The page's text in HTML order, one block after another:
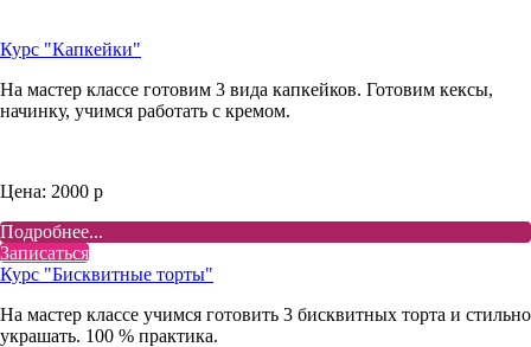
Курс "Капкейки"
На мастер классе готовим 3 вида капкейков. Готовим кексы,
начинку, учимся работать с кремом.
Цена: 2000 р
Подробнее...
Записаться
Курс "Бисквитные торты"
На мастер классе учимся готовить 3 бисквитных торта и стильно
украшать. 100 % практика.